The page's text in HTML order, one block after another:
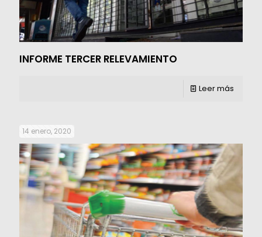
INFORME TERCER RELEVAMIENTO
Leer más
14 enero, 2020